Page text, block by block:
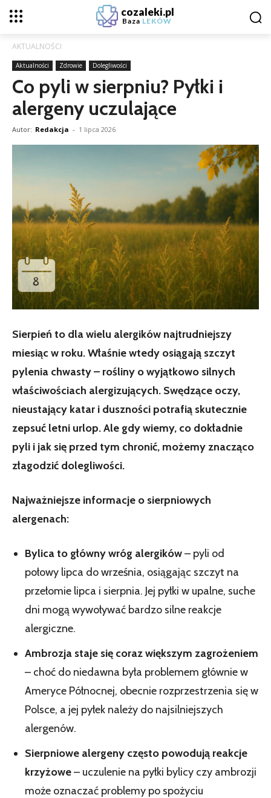
cozaleki.pl
Baza LEKÓW
AKTUALNOŚCI
Aktualności Zdrowie Dolegliwości
Co pyli w sierpniu? Pyłki i
alergeny uczulające
Autor: Redakcja - 1 lipca 2026
Sierpień to dla wielu alergików najtrudniejszy
miesiąc w roku. Właśnie wtedy osiągają szczyt
pylenia chwasty – rośliny o wyjątkowo silnych
właściwościach alergizujących. Swędzące oczy,
nieustający katar i duszności potrafią skutecznie
zepsuć letni urlop. Ale gdy wiemy, co dokładnie
pyli i jak się przed tym chronić, możemy znacząco
złagodzić dolegliwości.
Najważniejsze informacje o sierpniowych
alergenach:
Bylica to główny wróg alergików– pyli od
połowy lipca do września, osiągając szczyt na
przełomie lipca i sierpnia. Jej pyłki w upalne, suche
dni mogą wywoływać bardzo silne reakcje
alergiczne.
Ambrozja staje się coraz większym zagrożeniem
– choć do niedawna była problemem głównie w
Ameryce Północnej, obecnie rozprzestrzenia się w
Polsce, a jej pyłek należy do najsilniejszych
alergenów.
Sierpniowe alergeny często powodują reakcje
krzyżowe– uczulenie na pyłki bylicy czy ambrozji
może oznaczać problemy po spożyciu